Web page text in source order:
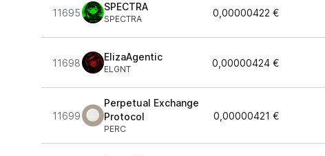
11695
SPECTRA
SPECTRA
0,00000422 €
11698
ElizaAgentic
ELGNT
0,00000424 €
11699
Perpetual Exchange
Protocol
PERC
0,00000421 €